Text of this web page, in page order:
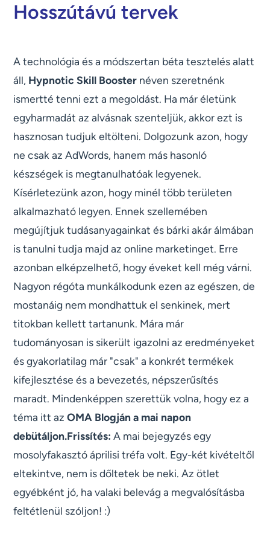
Hosszútávú tervek
A technológia és a módszertan béta tesztelés alatt
áll, Hypnotic Skill Booster néven szeretnénk
ismertté tenni ezt a megoldást. Ha már életünk
egyharmadát az alvásnak szenteljük, akkor ezt is
hasznosan tudjuk eltölteni. Dolgozunk azon, hogy
ne csak az AdWords, hanem más hasonló
készségek is megtanulhatóak legyenek.
Kísérletezünk azon, hogy minél több területen
alkalmazható legyen. Ennek szellemében
megújítjuk tudásanyagainkat és bárki akár álmában
is tanulni tudja majd az online marketinget. Erre
azonban elképzelhető, hogy éveket kell még várni.
Nagyon régóta munkálkodunk ezen az egészen, de
mostanáig nem mondhattuk el senkinek, mert
titokban kellett tartanunk. Mára már
tudományosan is sikerült igazolni az eredményeket
és gyakorlatilag már "csak" a konkrét termékek
kifejlesztése és a bevezetés, népszerűsítés
maradt. Mindenképpen szerettük volna, hogy ez a
téma itt azOMA Blogján a mai napon
debütáljon.Frissítés:A mai bejegyzés egy
mosolyfakasztó áprilisi tréfa volt. Egy-két kivételtől
eltekintve, nem is dőltetek be neki. Az ötlet
egyébként jó, ha valaki belevág a megvalósításba
feltétlenül szóljon! :)